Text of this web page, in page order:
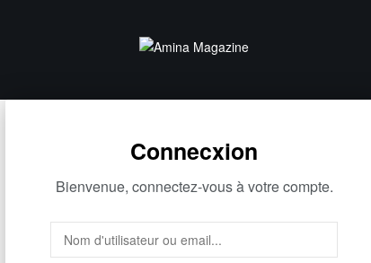
Connecxion
Bienvenue, connectez-vous à votre compte.